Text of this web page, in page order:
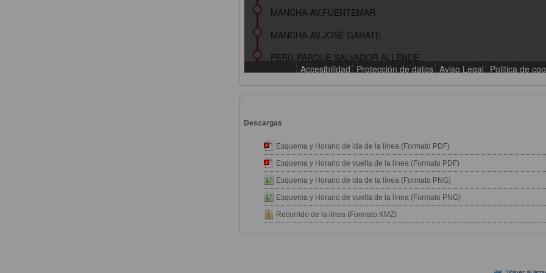
Descargas
Esquema y Horario de ida de la línea (Formato PDF)
Esquema y Horario de vuelta de la línea (Formato PDF)
Esquema y Horario de ida de la línea (Formato PNG)
Esquema y Horario de vuelta de la línea (Formato PNG)
Recorrido de la línea (Formato KMZ)